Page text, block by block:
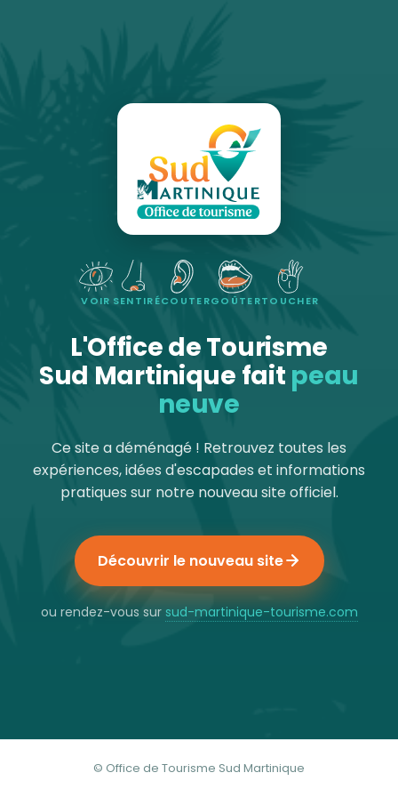
VOIR SENTIRÉCOUTERGOÛTERTOUCHER
L'Office de Tourisme
Sud Martinique fait peau
neuve
Ce site a déménagé ! Retrouvez toutes les
expériences, idées d'escapades et informations
pratiques sur notre nouveau site officiel.
Découvrir le nouveau site
ou rendez-vous sur sud-martinique-tourisme.com
© Office de Tourisme Sud Martinique